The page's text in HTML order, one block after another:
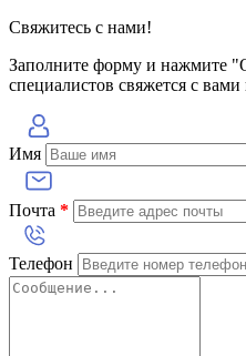
Свяжитесь с нами!
Заполните форму и нажмите
специалистов свяжется с
Имя
Почта *
Телефон